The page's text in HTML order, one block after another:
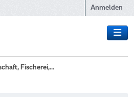
Anmelden
Fischerei,...